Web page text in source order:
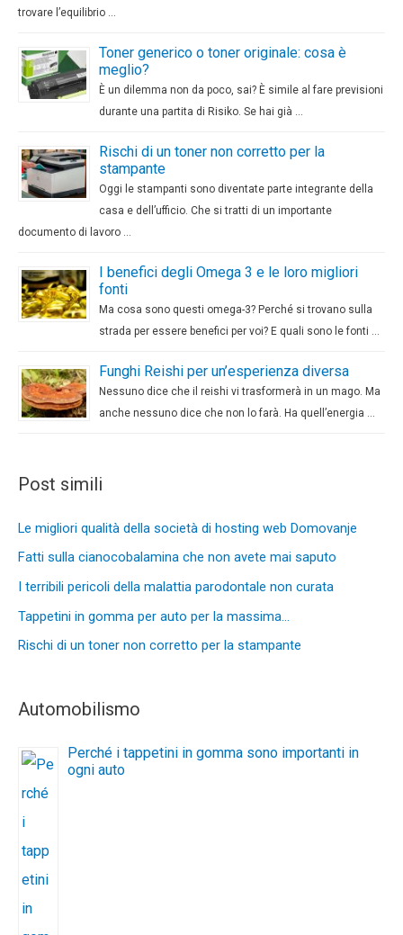
trovare l’equilibrio …
Toner generico o toner originale: cosa è
meglio?
È un dilemma non da poco, sai? È simile al fare previsioni
durante una partita di Risiko. Se hai già …
Rischi di un toner non corretto per la
stampante
Oggi le stampanti sono diventate parte integrante della
casa e dell’ufficio. Che si tratti di un importante
documento di lavoro …
I benefici degli Omega 3 e le loro migliori
fonti
Ma cosa sono questi omega-3? Perché si trovano sulla
strada per essere benefici per voi? E quali sono le fonti …
Funghi Reishi per un’esperienza diversa
Nessuno dice che il reishi vi trasformerà in un mago. Ma
anche nessuno dice che non lo farà. Ha quell’energia …
Post simili
Le migliori qualità della società di hosting web Domovanje
Fatti sulla cianocobalamina che non avete mai saputo
I terribili pericoli della malattia parodontale non curata
Tappetini in gomma per auto per la massima…
Rischi di un toner non corretto per la stampante
Automobilismo
Perché i tappetini in gomma sono importanti in
ogni auto